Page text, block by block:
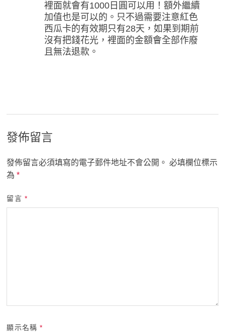
裡面就會有1000日圓可以用！額外繼續
加值也是可以的。只不過需要注意紅色
西瓜卡的有效期只有28天，如果到期前
沒有把錢花光，裡面的金額會全部作廢
且無法退款。
發佈留言
發佈留言必須填寫的電子郵件地址不會公開。 必填欄位標示
為*
留言 *
顯示名稱 *